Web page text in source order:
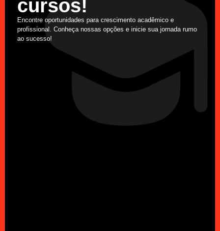
cursos!
Encontre oportunidades para crescimento acadêmico e
profissional. Conheça nossas opções e inicie sua jornada rumo
ao sucesso!